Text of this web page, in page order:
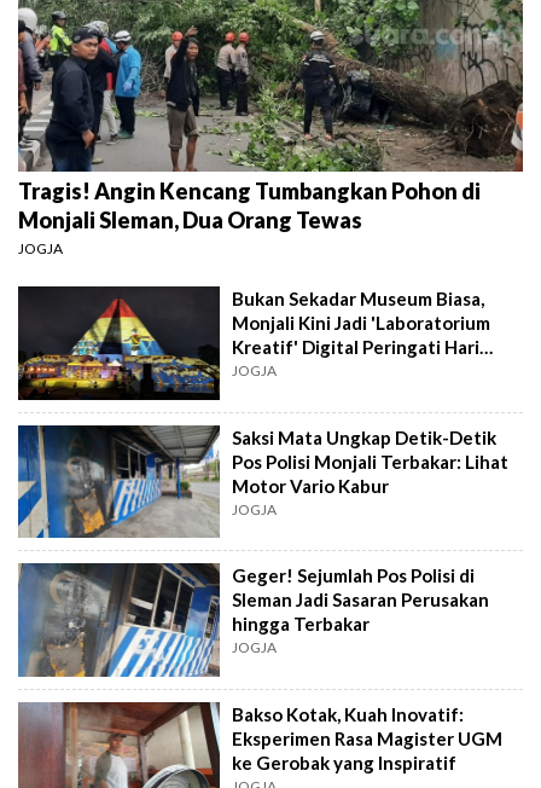
Tragis! Angin Kencang Tumbangkan Pohon di
Monjali Sleman, Dua Orang Tewas
JOGJA
Bukan Sekadar Museum Biasa,
Monjali Kini Jadi 'Laboratorium
Kreatif' Digital Peringati Hari
Pahlawan
JOGJA
Saksi Mata Ungkap Detik-Detik
Pos Polisi Monjali Terbakar: Lihat
Motor Vario Kabur
JOGJA
Geger! Sejumlah Pos Polisi di
Sleman Jadi Sasaran Perusakan
hingga Terbakar
JOGJA
Bakso Kotak, Kuah Inovatif:
Eksperimen Rasa Magister UGM
ke Gerobak yang Inspiratif